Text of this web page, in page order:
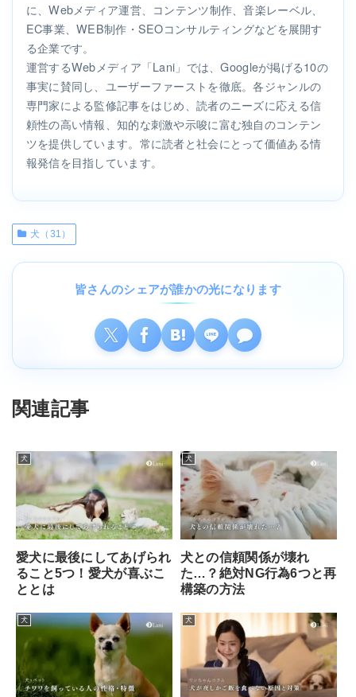
に、Webメディア運営、コンテンツ制作、音楽レーベル、
EC事業、WEB制作・SEOコンサルティングなどを展開す
る企業です。
運営するWebメディア「Lani」では、Googleが掲げる10の
事実に賛同し、ユーザーファーストを徹底。各ジャンルの
専門家による監修記事をはじめ、読者のニーズに応える信
頼性の高い情報、知的な刺激や示唆に富む独自のコンテン
ツを提供しています。常に読者と社会にとって価値ある情
報発信を目指しています。
犬（31）
皆さんのシェアが誰かの光になります
関連記事
犬
愛犬に最後にしてあげられ
ること5つ！愛犬が喜ぶこ
ととは
犬
犬との信頼関係が壊れ
た…？絶対NG行為6つと再
構築の方法
犬 犬